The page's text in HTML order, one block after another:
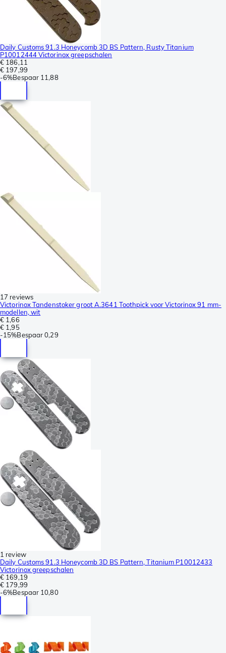
Daily Customs 91.3 Honeycomb 3D BS Pattern, Rusty Titanium
P10012444 Victorinox greepschalen
€ 186,11
€ 197,99
-6%Bespaar 11,88
17 reviews
Victorinox Tandenstoker groot A.3641 Toothpick voor Victorinox 91 mm-
modellen, wit
€ 1,66
€ 1,95
-15%Bespaar 0,29
1 review
Daily Customs 91.3 Honeycomb 3D BS Pattern, Titanium P10012433
Victorinox greepschalen
€ 169,19
€ 179,99
-6%Bespaar 10,80